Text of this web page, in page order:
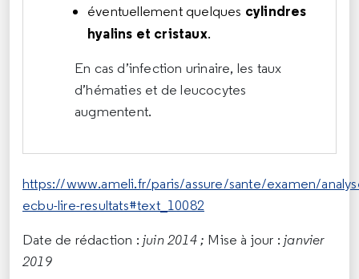
éventuellement quelques cylindres
hyalins et cristaux.
En cas d’infection urinaire, les taux
d’hématies et de leucocytes
augmentent.
https://www.ameli.fr/paris/assure/sante/examen/
ecbu-lire-resultats#text_10082
Date de rédaction : juin 2014 ; Mise à jour : janvier
2019